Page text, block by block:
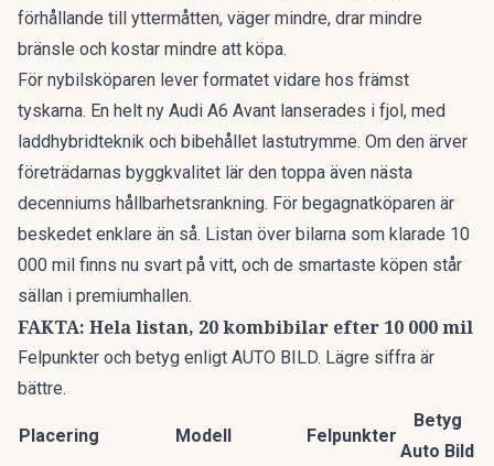
förhållande till yttermåtten, väger mindre, drar mindre
bränsle och kostar mindre att köpa.
För nybilsköparen lever formatet vidare hos främst
tyskarna. En helt ny Audi A6 Avant lanserades i fjol, med
laddhybridteknik och bibehållet lastutrymme. Om den ärver
företrädarnas byggkvalitet lär den toppa även nästa
decenniums hållbarhetsrankning. För begagnatköparen är
beskedet enklare än så. Listan över bilarna som klarade 10
000 mil finns nu svart på vitt, och de smartaste köpen står
sällan i premiumhallen.
FAKTA: Hela listan, 20 kombibilar efter 10 000 mil
Felpunkter och betyg enligt AUTO BILD. Lägre siffra är
bättre.
Placering Modell Felpunkter
Betyg
Auto Bild